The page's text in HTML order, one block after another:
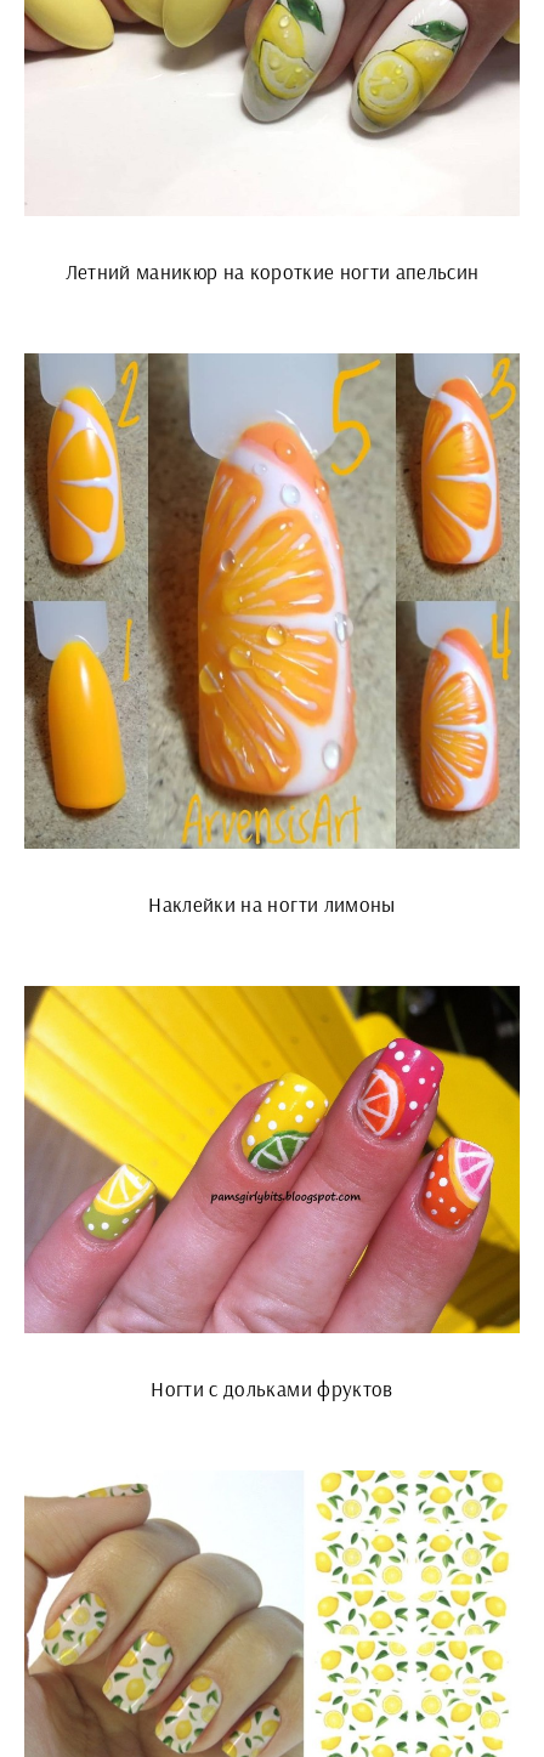
Летний маникюр на короткие ногти апельсин
Наклейки на ногти лимоны
Ногти с дольками фруктов